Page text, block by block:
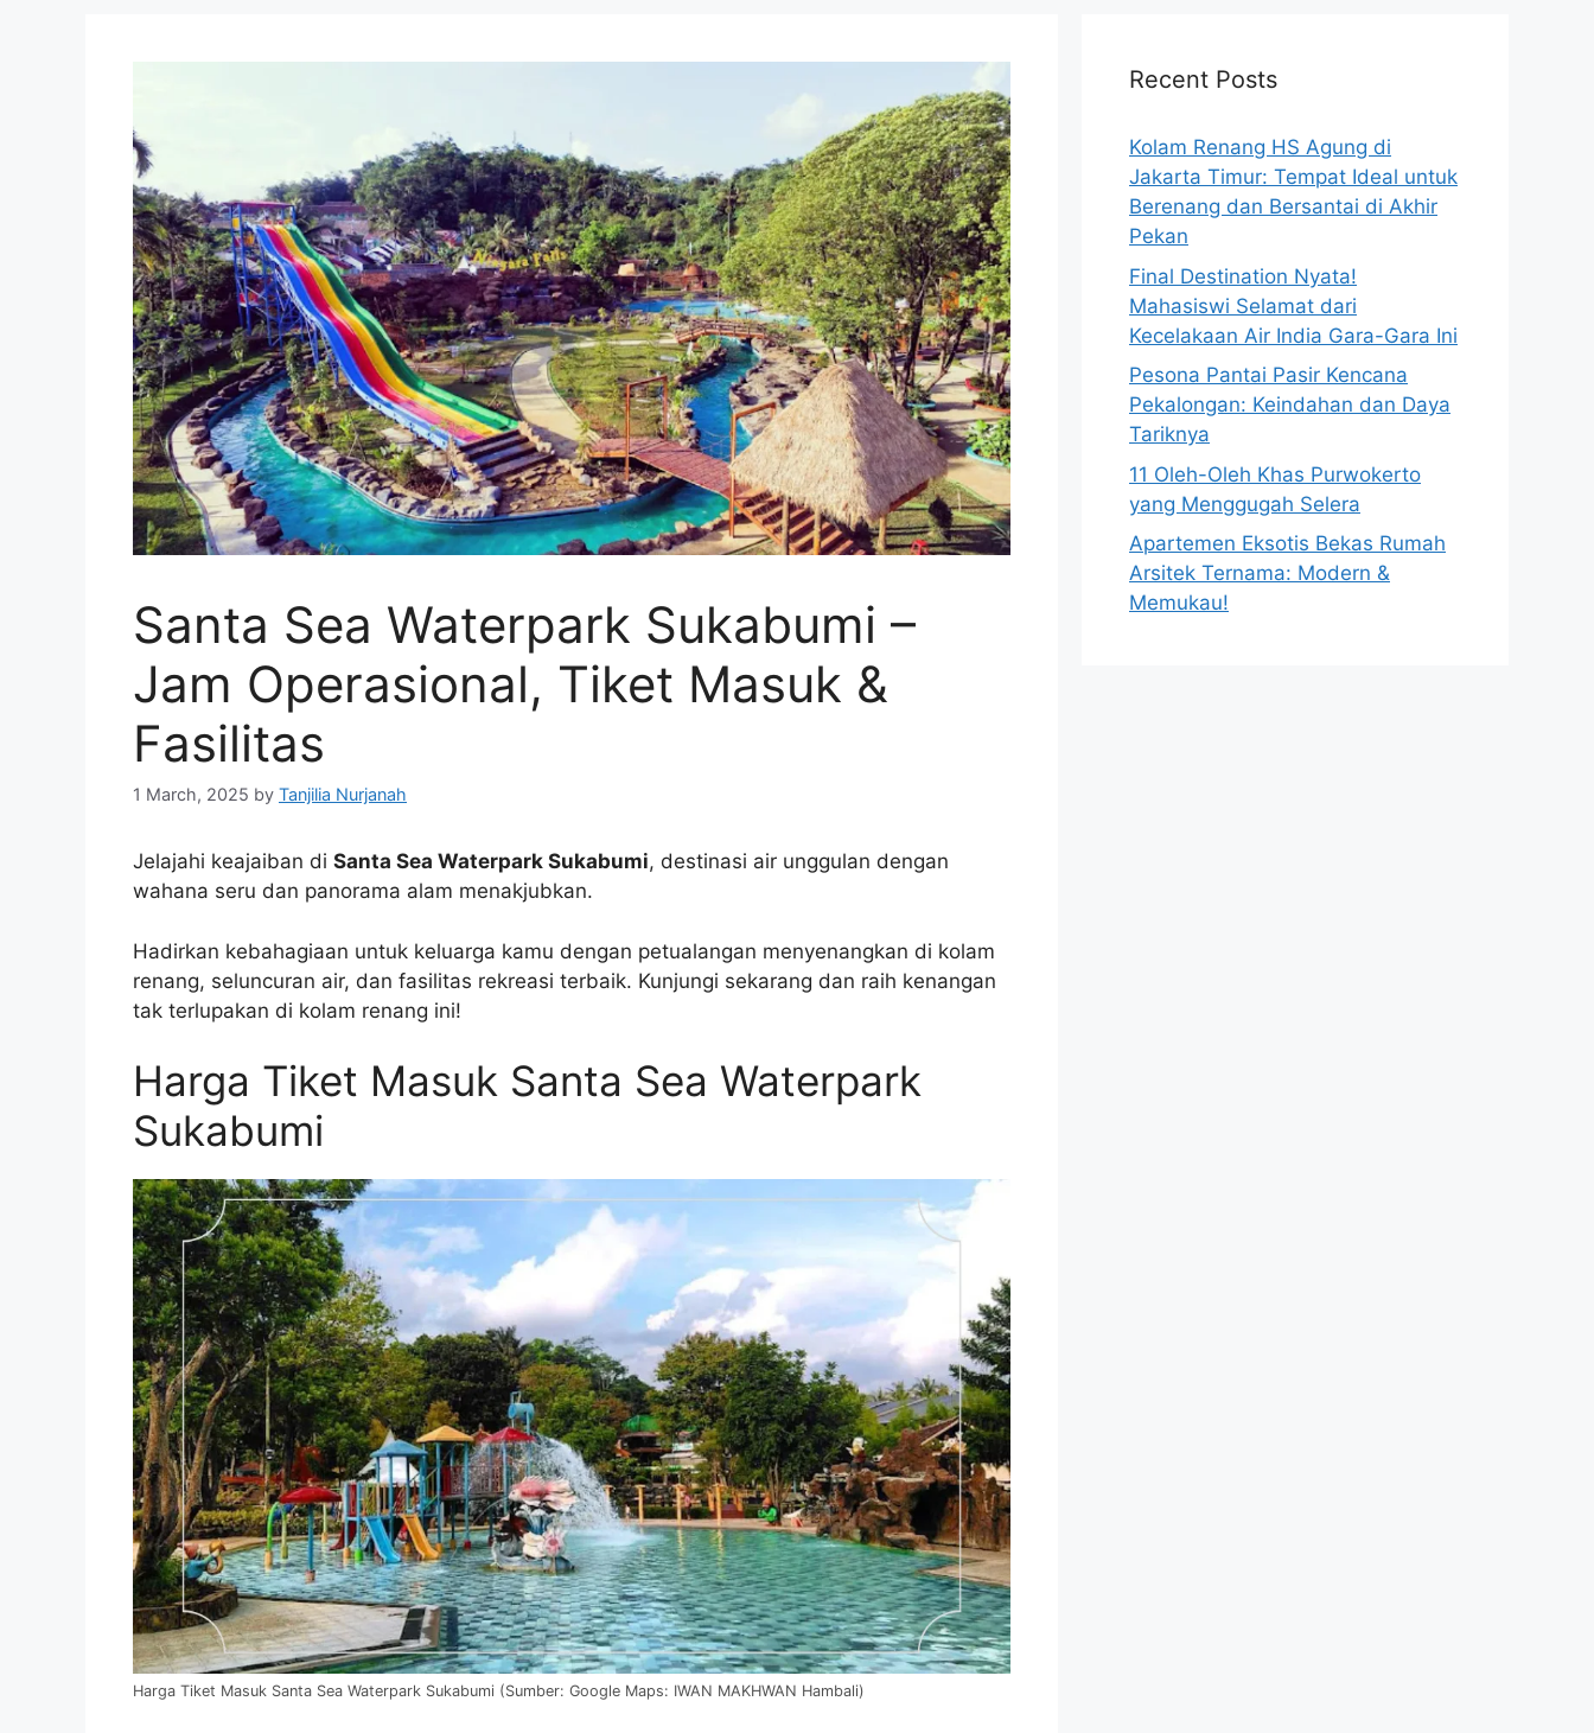
Santa Sea Waterpark Sukabumi –
Jam Operasional, Tiket Masuk &
Fasilitas
1 March, 2025 by Tanjilia Nurjanah
Jelajahi keajaiban di Santa Sea Waterpark Sukabumi, destinasi air unggulan dengan
wahana seru dan panorama alam menakjubkan.
Hadirkan kebahagiaan untuk keluarga kamu dengan petualangan menyenangkan di kolam
renang, seluncuran air, dan fasilitas rekreasi terbaik. Kunjungi sekarang dan raih kenangan
tak terlupakan di kolam renang ini!
Harga Tiket Masuk Santa Sea Waterpark
Sukabumi
Harga Tiket Masuk Santa Sea Waterpark Sukabumi (Sumber: Google Maps: IWAN MAKHWAN Hambali)
Recent Posts
Kolam Renang HS Agung di
Jakarta Timur: Tempat Ideal untuk
Berenang dan Bersantai di Akhir
Pekan
Final Destination Nyata!
Mahasiswi Selamat dari
Kecelakaan Air India Gara-Gara Ini
Pesona Pantai Pasir Kencana
Pekalongan: Keindahan dan Daya
Tariknya
11 Oleh-Oleh Khas Purwokerto
yang Menggugah Selera
Apartemen Eksotis Bekas Rumah
Arsitek Ternama: Modern &
Memukau!